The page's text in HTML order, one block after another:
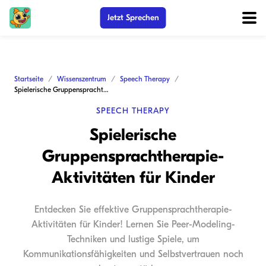
Jetzt Sprechen
Startseite Wissenszentrum
Speech Therapy
Spielerische Gruppensprachtherapie-Aktivitäten für Kinder
SPEECH THERAPY
Spielerische
Gruppensprachtherapie-
Aktivitäten für Kinder
Entdecken Sie effektive Gruppensprachtherapie-
Aktivitäten für Kinder! Lernen Sie Peer-Modeling-
Techniken und lustige Spiele, um
Kommunikationsfähigkeiten und Selbstvertrauen noch